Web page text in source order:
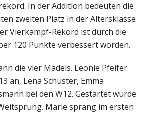
In der Addition bedeuten die
zweiten Platz in der Altersklasse
Vierkampf-Rekord ist durch die
120 Punkte verbessert worden.
die vier Mädels. Leonie Pfeifer
an, Lena Schuster, Emma
bei den W12. Gestartet wurde
Marie sprang im ersten